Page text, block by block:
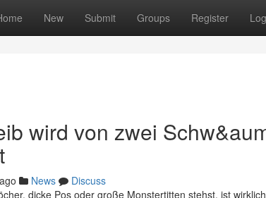
New Submit Groups Register
wird von zwei
News
Discuss
dicke Pos oder große Monstertitten stehst, ist